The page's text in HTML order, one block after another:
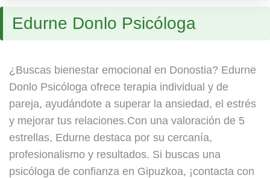
Edurne Donlo Psicóloga
¿Buscas bienestar emocional en Donostia? Edurne
Donlo Psicóloga ofrece terapia individual y de
pareja, ayudándote a superar la ansiedad, el estrés
y mejorar tus relaciones.Con una valoración de 5
estrellas, Edurne destaca por su cercanía,
profesionalismo y resultados. Si buscas una
psicóloga de confianza en Gipuzkoa, ¡contacta con